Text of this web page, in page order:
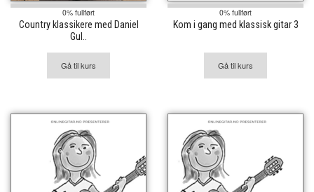
0% fullført
Country klassikere med Daniel
Gul..
Gå til kurs
0% fullført
Kom i gang med klassisk gitar 3
Gå til kurs